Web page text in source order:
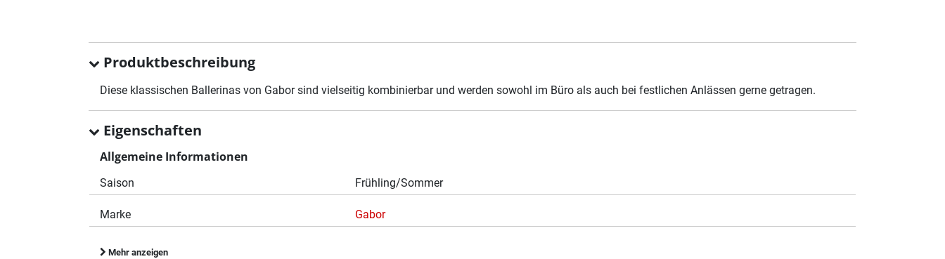
Produktbeschreibung
Diese klassischen Ballerinas von Gabor sind vielseitig kombinierbar und werden sowohl im Büro als auch bei festlichen Anlässen gerne getragen.
Eigenschaften
Allgemeine Informationen
Saison Frühling/Sommer
Marke Gabor
Mehr anzeigen